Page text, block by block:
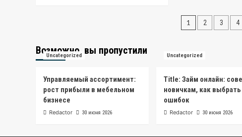
Беларуси:
руководство
заемщиков
Пагинация
1 2 3 4
Возможно, вы пропустили
Uncategorized
Управляемый ассортимент:
рост прибыли в мебельном
бизнесе
Redactor 30 июня 2026
Uncategorized
Title: Займ онлайн:
новичкам, как выбрать
ошибок
Redactor 30 июня 2026